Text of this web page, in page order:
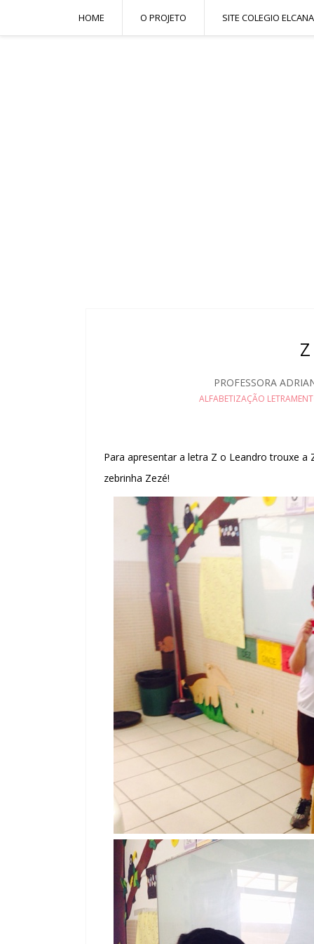
HOME O PROJETO SITE COLEGIO ELCANA
PROFESSORA
ALFABETIZAÇÃO
Para apresentar a letra Z o Leandro trouxe a
zebrinha Zezé!